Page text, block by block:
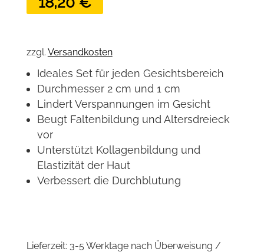
zzgl. Versandkosten
Ideales Set für jeden Gesichtsbereich
Durchmesser 2 cm und 1 cm
Lindert Verspannungen im Gesicht
Beugt Faltenbildung und Altersdreieck
vor
Unterstützt Kollagenbildung und
Elastizität der Haut
Verbessert die Durchblutung
Lieferzeit: 3-5 Werktage nach Überweisung /